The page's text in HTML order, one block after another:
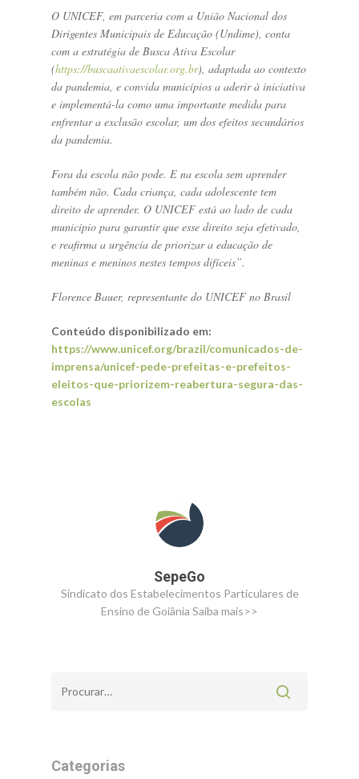
O UNICEF, em parceria com a União Nacional dos
Dirigentes Municipais de Educação (Undime), conta
com a estratégia de Busca Ativa Escolar
(https://buscaativaescolar.org.br), adaptada ao contexto
da pandemia, e convida municípios a aderir à iniciativa
e implementá-la como uma importante medida para
enfrentar a exclusão escolar, um dos efeitos secundários
da pandemia.
Fora da escola não pode. E na escola sem aprender
também não. Cada criança, cada adolescente tem
direito de aprender. O UNICEF está ao lado de cada
município para garantir que esse direito seja efetivado,
e reafirma a urgência de priorizar a educação de
meninas e meninos nestes tempos difíceis”.
Florence Bauer, representante do UNICEF no Brasil
Conteúdo disponibilizado em:
https://www.unicef.org/brazil/comunicados-de-
imprensa/unicef-pede-prefeitas-e-prefeitos-
eleitos-que-priorizem-reabertura-segura-das-
escolas
SepeGo
Sindicato dos Estabelecimentos Particulares de
Ensino de Goiânia Saiba mais>>
Categorias